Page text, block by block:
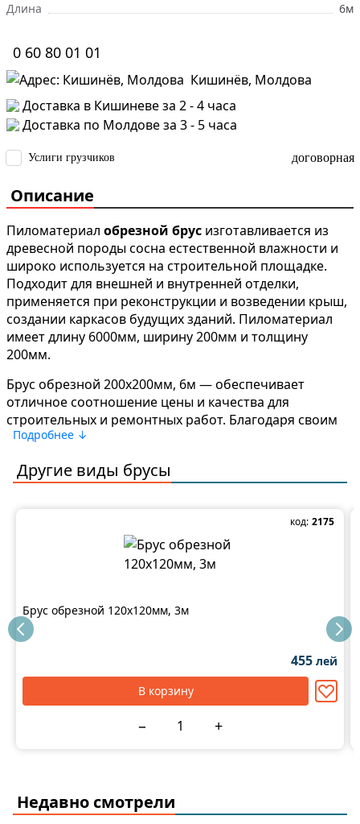
Длина
6м
0 60 80 01 01
Кишинёв, Молдова
Доставка в Кишиневе за 2 - 4 часа
Доставка по Молдове за 3 - 5 часа
Услиги грузчиков договорная
Описание
Пиломатериал обрезной брус изготавливается из
древесной породы сосна естественной влажности и
широко используется на строительной площадке.
Подходит для внешней и внутренней отделки,
применяется при реконструкции и возведении крыш,
создании каркасов будущих зданий. Пиломатериал
имеет длину 6000мм, ширину 200мм и толщину
200мм.
Брус обрезной 200x200мм, 6м — обеспечивает
отличное соотношение цены и качества для
строительных и ремонтных работ. Благодаря своим
свойствам, этот товар рекомендуется для
stroimarket.md с оперативной доставкой по всей
Подробнее ↓
Другие виды брусы
код: 2175
Брус обрезной 120x120мм, 3м
455 лей
В корзину
− +
Недавно смотрели